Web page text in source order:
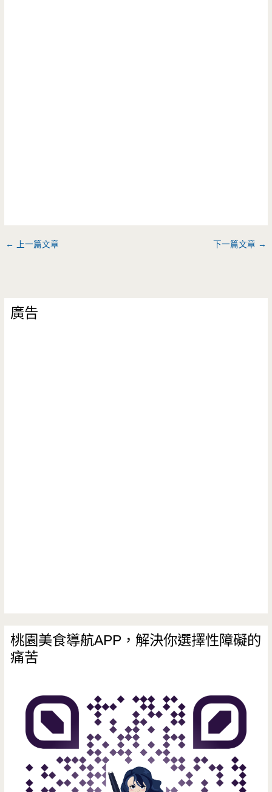
← 上一篇文章 下一篇文章 →
廣告
桃園美食導航APP，解決你選擇性障礙的
痛苦